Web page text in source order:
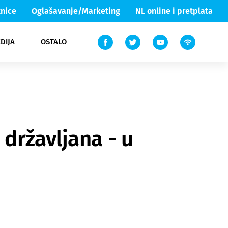
Oglašavanje/Marketing NL online i pretplata
OSTALO
Lika & Senj
TV
- u